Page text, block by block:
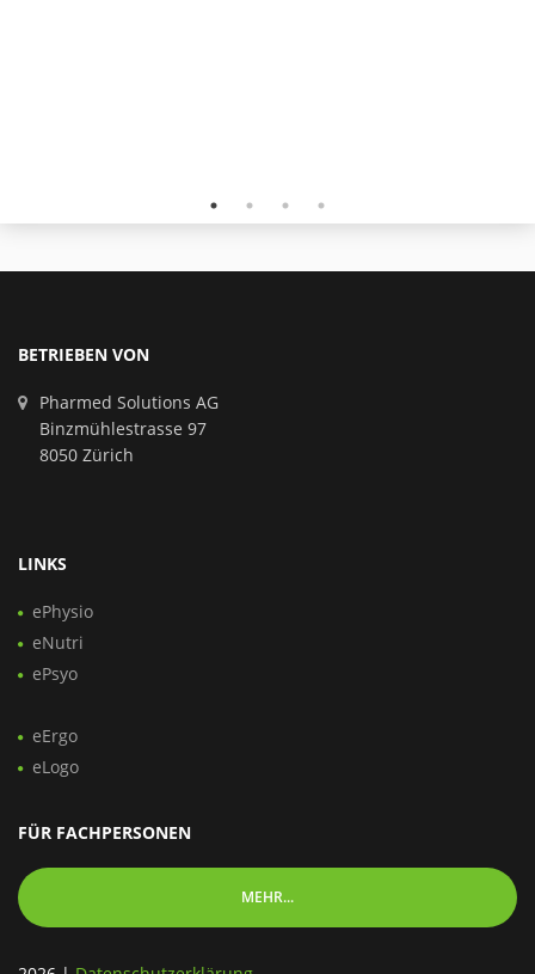
BETRIEBEN VON
Pharmed Solutions AG
Binzmühlestrasse 97
8050 Zürich
LINKS
ePhysio
eNutri
ePsyo
eErgo
eLogo
FÜR FACHPERSONEN
MEHR...